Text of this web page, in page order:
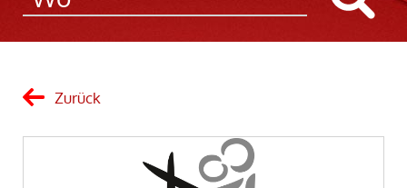
Zurück